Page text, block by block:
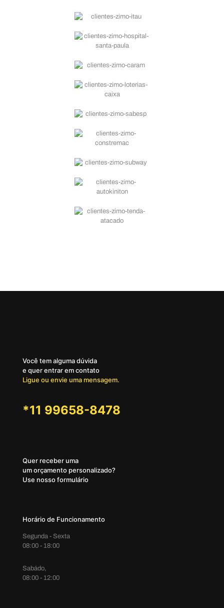
Você tem alguma dúvida
e quer entrar em contato
Ligue ou envie uma mensagem.
*11 99658-8478
Quer receber uma
um orçamento personalizado?
Use nosso formulário
Horário de Funcionamento
Segunda - Sexta
08:00 - 18:00
Sabádo,
08:00 - 12:00